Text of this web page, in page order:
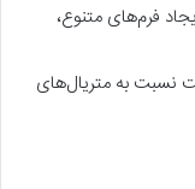
فرم‌های متنوع،
نسبت به متریال‌های